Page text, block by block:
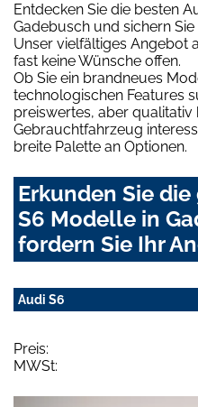
Entdecken Sie die besten
Gadebusch und sichern
Unser vielfältiges Angebot
fast keine Wünsche offen.
Ob Sie ein brandneues
technologischen Features
preiswertes, aber qualitativ
Gebrauchtfahrzeug
breite Palette an Optionen.
Erkunden Sie
S6 Modelle in
fordern Sie Ihr
Audi S6
Preis:
MWSt: